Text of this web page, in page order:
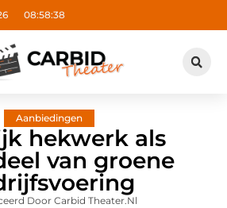
08:58:39
Aanbiedingen
hekwerk als
van groene
Door Carbid Theater.nl